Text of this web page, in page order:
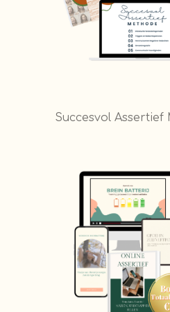
Succesvol Assertief